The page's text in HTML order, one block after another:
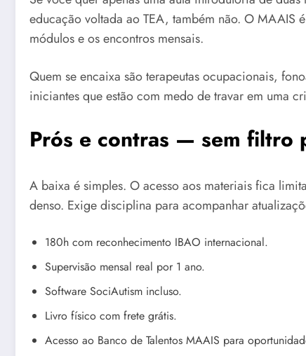
educação voltada ao TEA, também não. O
módulos e os encontros mensais.
Quem se encaixa são terapeutas ocupacionais,
iniciantes que estão com medo de travar em uma
Prós e contras — sem filtro
A baixa é simples. O acesso aos materiais fica
denso. Exige disciplina para acompanhar
180h com reconhecimento IBAO internacional.
Supervisão mensal real por 1 ano.
Software SociAutism incluso.
Livro físico com frete grátis.
Acesso ao Banco de Talentos MAAIS para